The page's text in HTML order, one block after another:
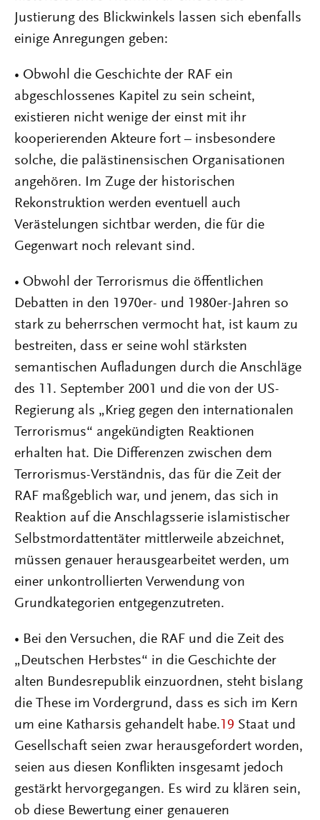
Justierung des Blickwinkels lassen sich ebenfalls
einige Anregungen geben:
• Obwohl die Geschichte der RAF ein
abgeschlossenes Kapitel zu sein scheint,
existieren nicht wenige der einst mit ihr
kooperierenden Akteure fort – insbesondere
solche, die palästinensischen Organisationen
angehören. Im Zuge der historischen
Rekonstruktion werden eventuell auch
Verästelungen sichtbar werden, die für die
Gegenwart noch relevant sind.
• Obwohl der Terrorismus die öffentlichen
Debatten in den 1970er- und 1980er-Jahren so
stark zu beherrschen vermocht hat, ist kaum zu
bestreiten, dass er seine wohl stärksten
semantischen Aufladungen durch die Anschläge
des 11. September 2001 und die von der US-
Regierung als „Krieg gegen den internationalen
Terrorismus“ angekündigten Reaktionen
erhalten hat. Die Differenzen zwischen dem
Terrorismus-Verständnis, das für die Zeit der
RAF maßgeblich war, und jenem, das sich in
Reaktion auf die Anschlagsserie islamistischer
Selbstmordattentäter mittlerweile abzeichnet,
müssen genauer herausgearbeitet werden, um
einer unkontrollierten Verwendung von
Grundkategorien entgegenzutreten.
• Bei den Versuchen, die RAF und die Zeit des
„Deutschen Herbstes“ in die Geschichte der
alten Bundesrepublik einzuordnen, steht bislang
die These im Vordergrund, dass es sich im Kern
um eine Katharsis gehandelt habe. 19 Staat und
Gesellschaft seien zwar herausgefordert worden,
seien aus diesen Konflikten insgesamt jedoch
gestärkt hervorgegangen. Es wird zu klären sein,
ob diese Bewertung einer genaueren